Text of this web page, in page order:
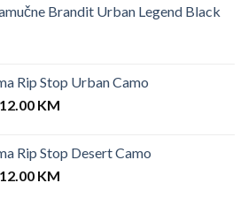
is:
Brandit Urban Legend Black
Rip Stop Urban Camo
Original
KM.
12.00 KMCurrent
12.00 KM.
Rip Stop Desert Camo
Original
12.00 KMCurrent